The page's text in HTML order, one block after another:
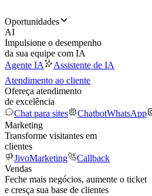
Oportunidades
AI
Impulsione o desempenho
da sua equipe com IA
Agente IA
Assistente de IA
Atendimento ao cliente
Ofereça atendimento
de excelência
Chat para sites
ChatbotWhatsApp
Marketing
Transforme visitantes em
clientes
JivoMarketing
Callback
Vendas
Feche mais negócios, aumente o ticket
e cresça sua base de clientes